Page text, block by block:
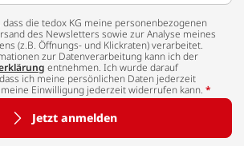
die tedox KG meine personenbezogenen
des Newsletters sowie zur Analyse meines
(z.B. Öffnungs- und Klickraten) verarbeitet.
zur Datenverarbeitung kann ich der
entnehmen. Ich wurde darauf
ich meine persönlichen Daten jederzeit
Einwilligung jederzeit widerrufen kann. *
Jetzt anmelden